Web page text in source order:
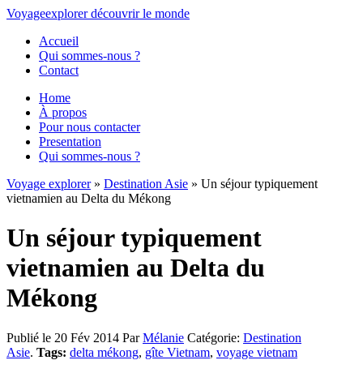
Voyageexplorer découvrirle monde
Accueil
Qui sommes-nous ?
Contact
Home
À propos
Pour nous contacter
Presentation
Qui sommes-nous ?
Voyage explorer» Destination Asie » Un séjour typiquement
vietnamien au Delta du Mékong
Un séjour typiquement
vietnamien au Delta du
Mékong
Publié le 20 Fév 2014 ParMélanie Catégorie: Destination
Asie. Tags: delta mékong, gîte Vietnam, voyage vietnam